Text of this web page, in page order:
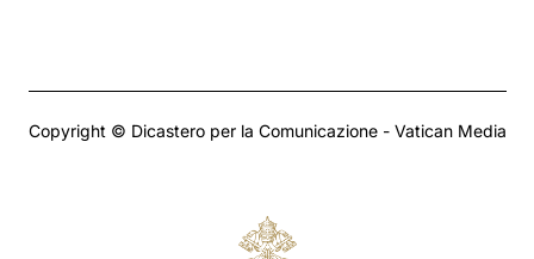
Copyright © Dicastero per la Comunicazione - Vatican Media